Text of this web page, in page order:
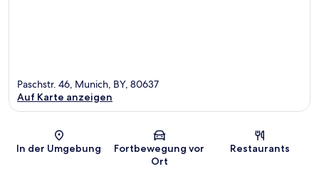
Karte
Paschstr. 46, Munich, BY, 80637
Auf Karte anzeigen
In der Umgebung
Fortbewegung vor
Ort
Restaurants